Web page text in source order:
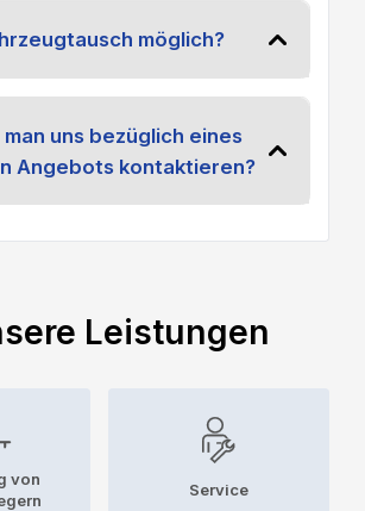
möglich?
man uns bezüglich eines
Angebots kontaktieren?
Leistungen
von
Service